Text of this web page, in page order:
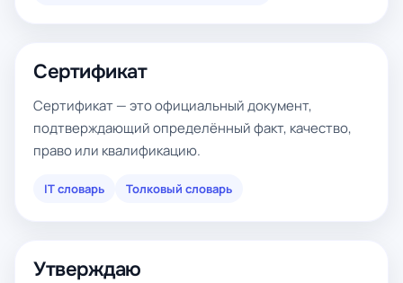
Сертификат
Сертификат — это официальный документ,
подтверждающий определённый факт, качество,
право или квалификацию.
IT словарь Толковый словарь
Утверждаю